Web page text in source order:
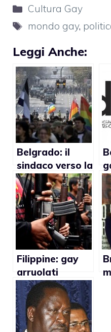
Categorie
Cultura Gay
Tag
mondo gay,
Leggi Anche:
Belgrado: il
sindaco verso la
cancellazione
del Gay Pride
Filippine: gay
arruolati
nell’esercito dei
ribelli maoisti
del New
People’s Army